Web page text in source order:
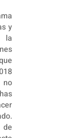
y
la
de